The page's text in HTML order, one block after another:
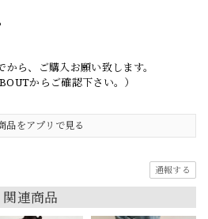
ら、ご購入お願い致します。
からご確認下さい。）
品をアプリで見る
通報する
関連商品